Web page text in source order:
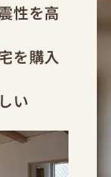
性を高
を購入
い